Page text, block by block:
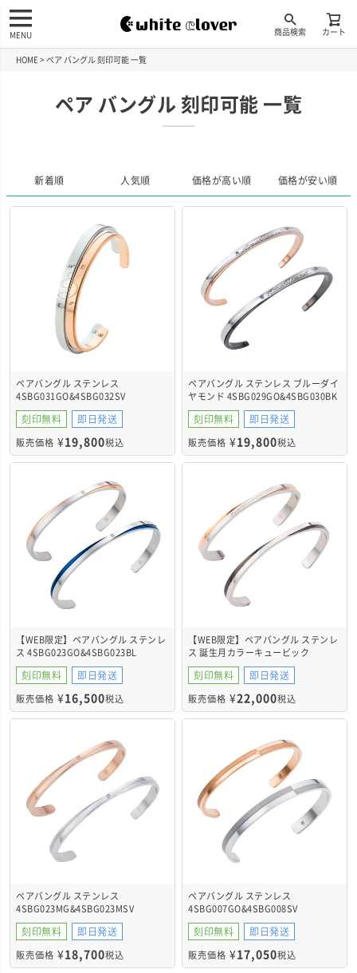
商品検索 カート
MENU
HOME ペア バングル 刻印可能 一覧
ペア バングル 刻印可能 一覧
新着順 人気順 価格が高い順 価格が安い順
ペアバングル ステンレス
4SBG031GO&4SBG032SV
刻印無料 即日発送
販売価格 ¥19,800税込
ペアバングル ステンレス ブルーダイ
ヤモンド 4SBG029GO&4SBG030BK
刻印無料 即日発送
販売価格 ¥19,800税込
【WEB限定】ペアバングル ステンレ
ス 4SBG023GO&4SBG023BL
刻印無料 即日発送
販売価格 ¥16,500税込
【WEB限定】ペアバングル ステンレ
ス 誕生月カラーキュービック
4SBG035GO&4SBG035BK
刻印無料 即日発送
販売価格 ¥22,000税込
ペアバングル ステンレス
4SBG023MG&4SBG023MSV
刻印無料 即日発送
販売価格 ¥18,700税込
ペアバングル ステンレス
4SBG007GO&4SBG008SV
刻印無料 即日発送
販売価格 ¥17,050税込